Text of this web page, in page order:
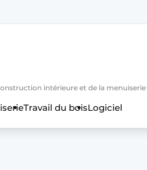
intérieure et de la menuiserie
Travail du boisLogiciel